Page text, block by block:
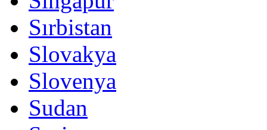
Sırbistan
Slovakya
Slovenya
Sudan